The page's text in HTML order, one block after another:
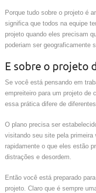
Porque tudo sobre o projeto é
significa que todos na equipe
projeto quando eles precisam
poderiam ser geograficamente
E sobre o projeto
Se você está pensando em
empreiteiro para um projeto de
essa prática difere de
O plano precisa ser
visitando seu site pela primeira
rapidamente o que eles estão
distrações e desordem.
Então você está preparado
projeto. Claro que é sempre